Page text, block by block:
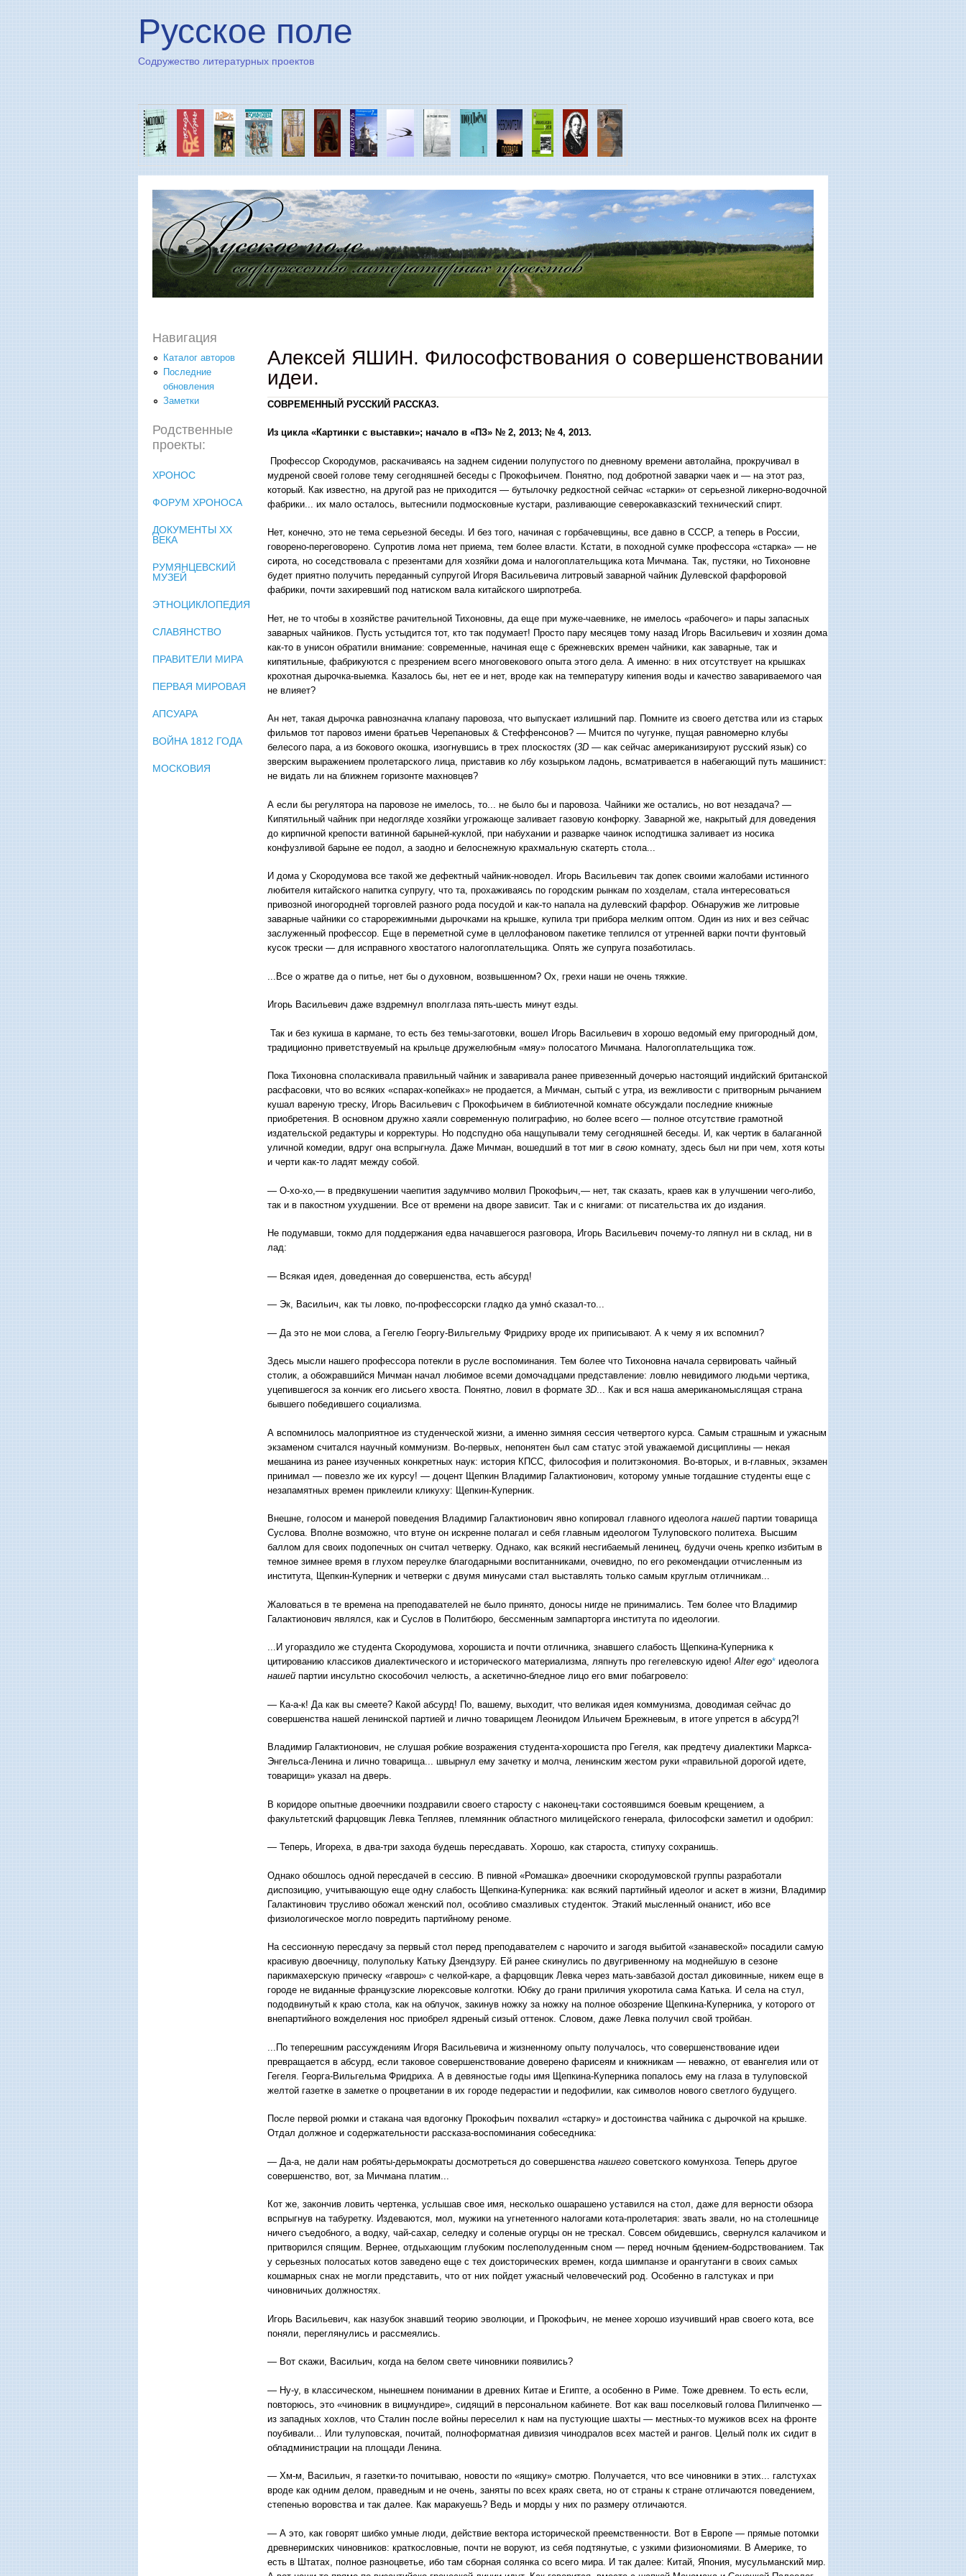
Русское поле
Содружество литературных проектов
Алексей ЯШИН. Философствования о совершенствовании
идеи.
СОВРЕМЕННЫЙ РУССКИЙ РАССКАЗ.
Из цикла «Картинки с выставки»; начало в «ПЗ» № 2, 2013; № 4, 2013.
Профессор Скородумов, раскачиваясь на заднем сидении полупустого по дневному времени автолайна, прокручивал в
мудреной своей голове тему сегодняшней беседы с Прокофьичем. Понятно, под добротной заварки чаек и — на этот раз,
который. Как известно, на другой раз не приходится — бутылочку редкостной сейчас «старки» от серьезной ликерно-водочной
фабрики... их мало осталось, вытеснили подмосковные кустари, разливающие северокавказский технический спирт.
Нет, конечно, это не тема серьезной беседы. И без того, начиная с горбачевщины, все давно в СССР, а теперь в России,
говорено-переговорено. Супротив лома нет приема, тем более власти. Кстати, в походной сумке профессора «старка» — не
сирота, но соседствовала с презентами для хозяйки дома и налогоплательщика кота Мичмана. Так, пустяки, но Тихоновне
будет приятно получить переданный супругой Игоря Васильевича литровый заварной чайник Дулевской фарфоровой
фабрики, почти захиревший под натиском вала китайского ширпотреба.
Нет, не то чтобы в хозяйстве рачительной Тихоновны, да еще при муже-чаев­ни­ке, не имелось «рабочего» и пары запасных
заварных чайников. Пусть устыдится тот, кто так подумает! Просто пару месяцев тому назад Игорь Васильевич и хозяин дома
как-то в унисон обратили внимание: современные, начиная еще с брежневских времен чайники, как заварные, так и
кипятильные, фабрикуются с презрением всего многовекового опыта этого дела. А именно: в них отсутствует на крышках
крохотная дырочка-выемка. Казалось бы, нет ее и нет, вроде как на температуру кипения воды и качество завариваемого чая
не влияет?
Ан нет, такая дырочка равнозначна клапану паровоза, что выпускает излишний пар. Помните из своего детства или из старых
фильмов тот паровоз имени братьев Черепановых & Стеффенсонов? — Мчится по чугунке, пущая равномерно клубы
белесого пара, а из бокового окошка, изогнувшись в трех плоскостях (3D — как сейчас американизируют русский язык) со
зверским выражением пролетарского лица, приставив ко лбу козырьком ладонь, всматривается в набегающий путь машинист:
не видать ли на ближнем горизонте махновцев?
А если бы регулятора на паровозе не имелось, то... не было бы и паровоза. Чайники же остались, но вот незадача? —
Кипятильный чайник при недогляде хозяйки угрожающе заливает газовую конфорку. Заварной же, накрытый для доведения
до кирпичной крепости ватинной барыней-куклой, при набухании и разварке чаинок исподтишка заливает из носика
конфузливой барыне ее подол, а заодно и белоснежную крахмальную скатерть стола...
И дома у Скородумова все такой же дефектный чайник-новодел. Игорь Васильевич так допек своими жалобами истинного
любителя китайского напитка супругу, что та, прохаживаясь по городским рынкам по хозделам, стала интересоваться
привозной иногородней торговлей разного рода посудой и как-то напала на дулевский фарфор. Обнаружив же литровые
заварные чайники со старорежимными дырочками на крышке, купила три прибора мелким оптом. Один из них и вез сейчас
заслуженный профессор. Еще в переметной суме в целлофановом пакетике теплился от утренней варки почти фунтовый
кусок трески — для исправного хвостатого налогоплательщика. Опять же супруга позаботилась.
...Все о жратве да о питье, нет бы о духовном, возвышенном? Ох, грехи наши не очень тяжкие.
Игорь Васильевич даже вздремнул вполглаза пять-шесть минут езды.
Так и без кукиша в кармане, то есть без темы-заготовки, вошел Игорь Васильевич в хорошо ведомый ему пригородный дом,
традиционно приветствуемый на крыльце дружелюбным «мяу» полосатого Мичмана. Налогоплательщика тож.
Пока Тихоновна споласкивала правильный чайник и заваривала ранее привезенный дочерью настоящий индийский британской
расфасовки, что во всяких «спарах-копейках» не продается, а Мичман, сытый с утра, из вежливости с притворным рычанием
кушал вареную треску, Игорь Васильевич с Прокофьичем в библиотечной комнате обсуждали последние книжные
приобретения. В основном дружно хаяли современную полиграфию, но более всего — полное отсутствие грамотной
издательской редактуры и корректуры. Но подспудно оба нащупывали тему сегодняшней беседы. И, как чертик в балаганной
уличной комедии, вдруг она вспрыгнула. Даже Мичман, вошедший в тот миг в свою комнату, здесь был ни при чем, хотя коты
и черти как-то ладят между собой.
— О-хо-хо,— в предвкушении чаепития задумчиво молвил Прокофьич,— нет, так сказать, краев как в улучшении чего-либо,
так и в пакостном ухудшении. Все от времени на дворе зависит. Так и с книгами: от писательства их до издания.
Не подумавши, токмо для поддержания едва начавшегося разговора, Игорь Васильевич почему-то ляпнул ни в склад, ни в
лад:
— Всякая идея, доведенная до совершенства, есть абсурд!
— Эк, Васильич, как ты ловко, по-профессорски гладко да умнó сказал-то...
— Да это не мои слова, а Гегелю Георгу-Вильгельму Фридриху вроде их приписывают. А к чему я их вспомнил?
Здесь мысли нашего профессора потекли в русле воспоминания. Тем более что Тихоновна начала сервировать чайный
столик, а обожравшийся Мичман начал любимое всеми домочадцами представление: ловлю невидимого людьми чертика,
уцепившегося за кончик его лисьего хвоста. Понятно, ловил в формате 3D... Как и вся наша американомыслящая страна
бывшего победившего социализма.
А вспомнилось малоприятное из студенческой жизни, а именно зимняя сессия четвертого курса. Самым страшным и ужасным
экзаменом считался научный коммунизм. Во-первых, непонятен был сам статус этой уважаемой дисциплины — некая
мешанина из ранее изученных конкретных наук: история КПСС, философия и политэкономия. Во-вторых, и в-главных, экзамен
принимал — повезло же их курсу! — доцент Щепкин Владимир Галактионович, которому умные тогдашние студенты еще с
незапамятных времен приклеили кликуху: Щепкин-Куперник.
Внешне, голосом и манерой поведения Владимир Галактионович явно копировал главного идеолога нашей партии товарища
Суслова. Вполне возможно, что втуне он искренне полагал и себя главным идеологом Тулуповского политеха. Высшим
баллом для своих подопечных он считал четверку. Однако, как всякий несгибаемый ленинец, будучи очень крепко избитым в
темное зимнее время в глухом переулке благодарными воспитанниками, очевидно, по его рекомендации отчисленным из
института, Щепкин-Куперник и четверки с двумя минусами стал выставлять только самым круглым отличникам...
Жаловаться в те времена на преподавателей не было принято, доносы нигде не принимались. Тем более что Владимир
Галактионович являлся, как и Суслов в Политбюро, бессменным зампарторга института по идеологии.
...И угораздило же студента Скородумова, хорошиста и почти отличника, знавшего слабость Щепкина-Куперника к
цитированию классиков диалектического и исторического материализма, ляпнуть про гегелевскую идею!Alter ego* идеолога
нашей партии инсультно скособочил челюсть, а аскетично-бледное лицо его вмиг побагровело:
— Ка-а-к! Да как вы смеете? Какой абсурд! По, вашему, выходит, что великая идея коммунизма, доводимая сейчас до
совершенства нашей ленинской партией и лично товарищем Леонидом Ильичем Брежневым, в итоге упрется в абсурд?!
Владимир Галактионович, не слушая робкие возражения студента-хорошиста про Гегеля, как предтечу диалектики Маркса-
Энгельса-Ленина и лично товарища... швырнул ему зачетку и молча, ленинским жестом руки «правильной дорогой идете,
товарищи» указал на дверь.
В коридоре опытные двоечники поздравили своего старосту с наконец-таки состоявшимся боевым крещением, а
факультетский фарцовщик Левка Тепляев, племянник областного милицейского генерала, философски заметил и одобрил:
— Теперь, Игореха, в два-три захода будешь пересдавать. Хорошо, как староста, стипуху сохранишь.
Однако обошлось одной пересдачей в сессию. В пивной «Ромашка» двоечники скородумовской группы разработали
диспозицию, учитывающую еще одну слабость Щепкина-Куперника: как всякий партийный идеолог и аскет в жизни, Владимир
Галактинович трусливо обожал женский пол, особливо смазливых студенток. Этакий мысленный онанист, ибо все
физиологическое могло повредить партийному реноме.
На сессионную пересдачу за первый стол перед преподавателем с нарочито и загодя выбитой «занавеской» посадили самую
красивую двоечницу, полупольку Катьку Дзендзуру. Ей ранее скинулись по двугривенному на моднейшую в сезоне
парикмахерскую прическу «гаврош» с челкой-каре, а фарцовщик Левка через мать-завба­зой достал диковинные, никем еще в
городе не виданные французские люрексовые колготки. Юбку до грани приличия укоротила сама Катька. И села на стул,
пододвинутый к краю стола, как на облучок, закинув ножку за ножку на полное обозрение Щепкина-Куперника, у которого от
внепартийного вожделения нос приобрел ядреный сизый оттенок. Словом, даже Левка получил свой тройбан.
...По теперешним рассуждениям Игоря Васильевича и жизненному опыту получалось, что совершенствование идеи
превращается в абсурд, если таковое совершенствование доверено фарисеям и книжникам — неважно, от евангелия или от
Гегеля. Георга-Вильгельма Фридриха. А в девяностые годы имя Щепкина-Куперника попалось ему на глаза в тулуповской
желтой газетке в заметке о процветании в их городе педерастии и педофилии, как символов нового светлого будущего.
После первой рюмки и стакана чая вдогонку Прокофьич похвалил «старку» и достоинства чайника с дырочкой на крышке.
Отдал должное и содержательности рассказа-воспоминания собеседника:
— Да-а, не дали нам робяты-дерьмократы досмотреться до совершенства нашего советского комунхоза. Теперь другое
совершенство, вот, за Мичмана платим...
Кот же, закончив ловить чертенка, услышав свое имя, несколько ошарашено уставился на стол, даже для верности обзора
вспрыгнув на табуретку. Издеваются, мол, мужики на угнетенного налогами кота-пролетария: звать звали, но на столешнице
ничего съедобного, а водку, чай-сахар, селедку и соленые огурцы он не трескал. Совсем обидевшись, свернулся калачиком и
притворился спящим. Вернее, отдыхающим глубоким послеполуденным сном — перед ночным бдением-бодрство­ванием. Так
у серьезных полосатых котов заведено еще с тех доисторических времен, когда шимпанзе и орангутанги в своих самых
кошмарных снах не могли представить, что от них пойдет ужасный человеческий род. Особенно в галстуках и при
чиновничьих должностях.
Игорь Васильевич, как назубок знавший теорию эволюции, и Прокофьич, не менее хорошо изучивший нрав своего кота, все
поняли, переглянулись и рассмеялись.
— Вот скажи, Васильич, когда на белом свете чиновники появились?
— Ну-у, в классическом, нынешнем понимании в древних Китае и Египте, а особенно в Риме. Тоже древнем. То есть если,
повторюсь, это «чиновник в вицмундире», сидящий в персональном кабинете. Вот как ваш поселковый голова Пилипченко —
из западных хохлов, что Сталин после войны переселил к нам на пустующие шахты — местных-то мужиков всех на фронте
поубивали... Или тулуповская, почитай, полноформатная дивизия чинодралов всех мастей и рангов. Целый полк их сидит в
обладминистрации на площади Ленина.
— Хм-м, Васильич, я газетки-то почитываю, новости по «ящику» смотрю. Получается, что все чиновники в этих... галстухах
вроде как одним делом, праведным и не очень, заняты по всех краях света, но от страны к стране отличаются поведением,
степенью воровства и так далее. Как маракуешь? Ведь и морды у них по размеру отличаются.
— А это, как говорят шибко умные люди, действие вектора исторической преемственности. Вот в Европе — прямые потомки
древнеримских чиновников: краткословные, почти не воруют, из себя подтянутые, с узкими физиономиями. В Америке, то
есть в Штатах, полное разноцветье, ибо там сборная солянка со всего мира. И так далее: Китай, Япония, мусульманский мир.
Навигация
Каталог авторов
Последние
обновления
Заметки
Родственные
проекты:
ХРОНОС
ФОРУМ ХРОНОСА
ДОКУМЕНТЫ XX
ВЕКА
РУМЯНЦЕВСКИЙ
МУЗЕЙ
ЭТНОЦИКЛОПЕДИЯ
СЛАВЯНСТВО
ПРАВИТЕЛИ МИРА
ПЕРВАЯ МИРОВАЯ
АПСУАРА
ВОЙНА 1812 ГОДА
МОСКОВИЯ